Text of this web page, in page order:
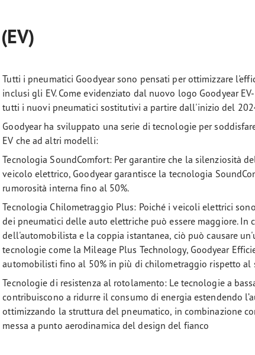
Tutti i pneumatici Goodyear sono pensati per ottimizzare
inclusi gli EV. Come evidenziato dal nuovo logo Goodyear
tutti i nuovi pneumatici sostitutivi a partire dall'inizio del
Goodyear ha sviluppato una serie di tecnologie per
EV che ad altri modelli:
Tecnologia SoundComfort: Per garantire che la silenziosità
veicolo elettrico, Goodyear garantisce la tecnologia
rumorosità interna fino al 50%.
Tecnologia Chilometraggio Plus: Poiché i veicoli elettrici
dei pneumatici delle auto elettriche può essere maggiore. In
dell'automobilista e la coppia istantanea, ciò può causare
tecnologie come la Mileage Plus Technology, Goodyear
automobilisti fino al 50% in più di chilometraggio rispetto al
Tecnologie di resistenza al rotolamento: Le tecnologie a
contribuiscono a ridurre il consumo di energia estendendo
ottimizzando la struttura del pneumatico, in combinazione
messa a punto aerodinamica del design del fianco